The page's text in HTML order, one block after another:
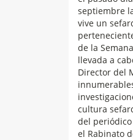
septiembre
vive un
de la
llevada a
Director del
cultura
del periódico
el Rabinato